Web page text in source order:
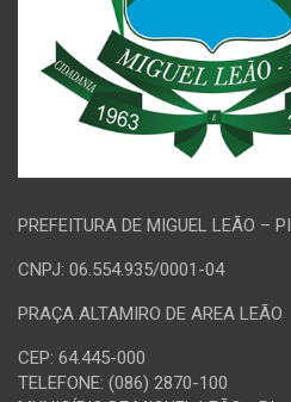
PREFEITURA DE MIGUEL LEÃO – PI
CNPJ: 06.554.935/0001-04
PRAÇA ALTAMIRO DE AREA LEÃO
CEP: 64.445-000
TELEFONE: (086) 2870-100